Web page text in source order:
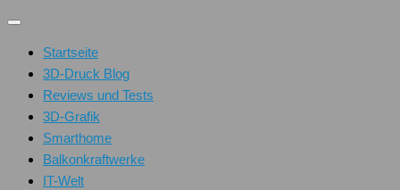
Unter
Inhalt
Startseite
3D-Druck Blog
Reviews und Tests
3D-Grafik
Smarthome
Balkonkraftwerke
IT-Welt